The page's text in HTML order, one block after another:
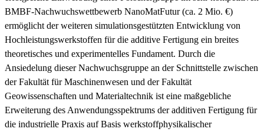
BMBF-Nachwuchswettbewerb NanoMatFutur (ca. 2 Mio. €)
ermöglicht der weiteren simulationsgestützten Entwicklung von
Hochleistungswerkstoffen für die additive Fertigung ein breites
theoretisches und experimentelles Fundament. Durch die
Ansiedelung dieser Nachwuchsgruppe an der Schnittstelle zwischen
der Fakultät für Maschinenwesen und der Fakultät
Geowissenschaften und Materialtechnik ist eine maßgebliche
Erweiterung des Anwendungsspektrums der additiven Fertigung für
die industrielle Praxis auf Basis werkstoffphysikalischer